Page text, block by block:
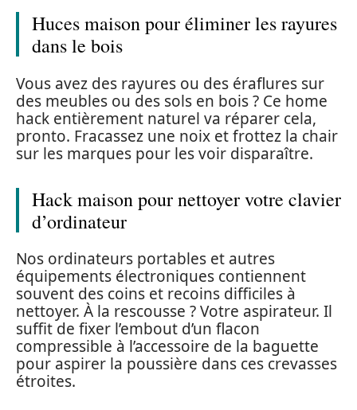
Huces maison pour éliminer les rayures
dans le bois
Vous avez des rayures ou des éraflures sur
des meubles ou des sols en bois ? Ce home
hack entièrement naturel va réparer cela,
pronto. Fracassez une noix et frottez la chair
sur les marques pour les voir disparaître.
Hack maison pour nettoyer votre clavier
d’ordinateur
Nos ordinateurs portables et autres
équipements électroniques contiennent
souvent des coins et recoins difficiles à
nettoyer. À la rescousse ? Votre aspirateur. Il
suffit de fixer l’embout d’un flacon
compressible à l’accessoire de la baguette
pour aspirer la poussière dans ces crevasses
étroites.